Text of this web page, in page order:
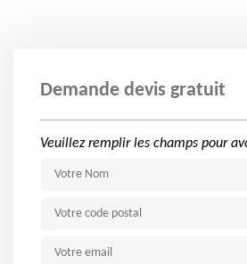
Demande devis gratuit
Veuillez remplir les champs pour